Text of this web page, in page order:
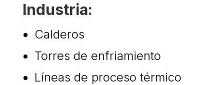
Industria:
Calderos
Torres de enfriamiento
Líneas de proceso térmico